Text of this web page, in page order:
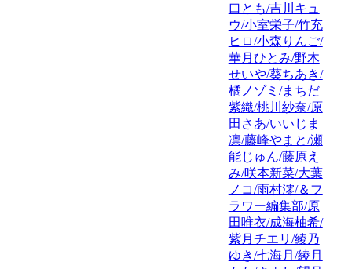
口とも/吉川キュ
ウ/小室栄子/竹充
ヒロ/小森りんご/
華月ひとみ/野木
せいや/葵ちあき/
橘ノゾミ/まちだ
紫織/桃川紗奈/原
田さあ/いいじま
凛/藤峰やまと/瀬
能じゅん/藤原え
み/咲本新菜/大葉
ノコ/雨村澪/＆フ
ラワー編集部/原
田唯衣/成海柚希/
紫月チエリ/綾乃
ゆき/七海月/綾月